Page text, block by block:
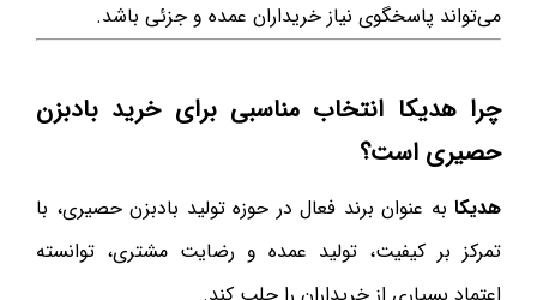
می‌تواند پاسخگوی نیاز خریداران عمده و جزئی باشد.
چرا هدیکا انتخاب مناسبی برای خرید بادبزن
حصیری است؟
هدیکا به عنوان برند فعال در حوزه تولید بادبزن حصیری، با
تمرکز بر کیفیت، تولید عمده و رضایت مشتری، توانسته